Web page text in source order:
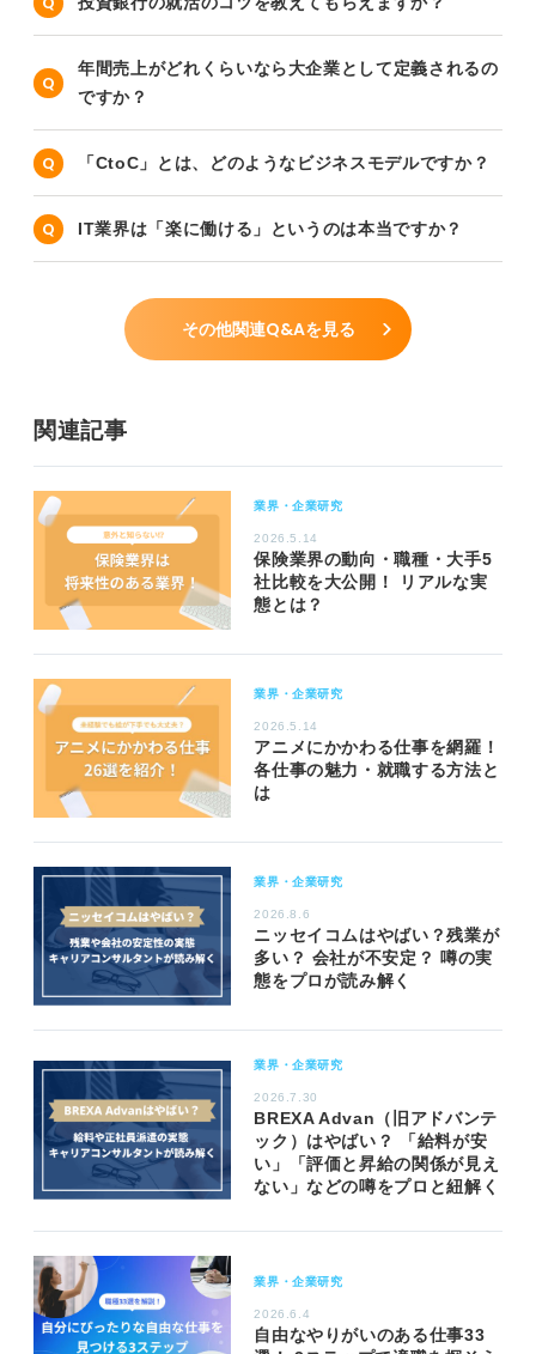
年間売上がどれくらいなら大企業として定義されるの
ですか？
「CtoC」とは、どのようなビジネスモデルですか？
IT業界は「楽に働ける」というのは本当ですか？
その他関連Q&Aを見る
関連記事
業界・企業研究
2026.5.14
保険業界の動向・職種・大手5
社比較を大公開！ リアルな実
態とは？
業界・企業研究
2026.5.14
アニメにかかわる仕事を網羅！
各仕事の魅力・就職する方法と
は
業界・企業研究
2026.8.6
ニッセイコムはやばい？残業が
多い？ 会社が不安定？ 噂の実
態をプロが読み解く
業界・企業研究
2026.7.30
BREXA Advan（旧アドバンテ
ック）はやばい？ 「給料が安
い」「評価と昇給の関係が見え
ない」などの噂をプロと紐解く
業界・企業研究
2026.6.4
自由なやりがいのある仕事33